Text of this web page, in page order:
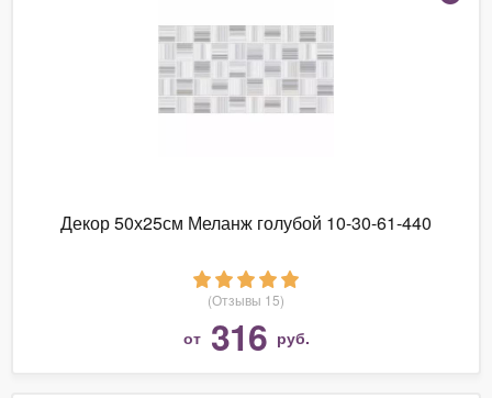
Декор 50х25см Меланж голубой 10-30-61-440
(Отзывы 15)
от 316 руб.